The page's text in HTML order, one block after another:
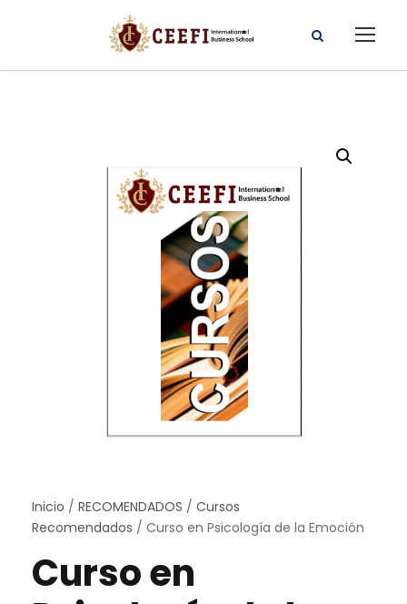
Inicio / RECOMENDADOS / Cursos
Recomendados / Curso en Psicología de la Emoción
Curso en